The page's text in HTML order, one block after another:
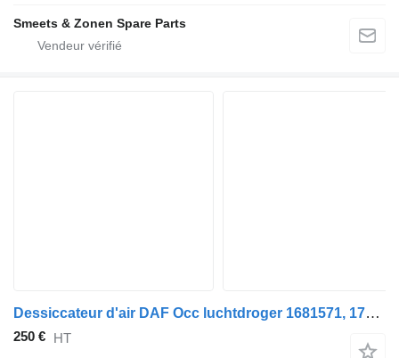
Smeets & Zonen Spare Parts
Dessiccateur d'air DAF Occ luchtdroger 1681571, 1738766 pour camion
250 € HT